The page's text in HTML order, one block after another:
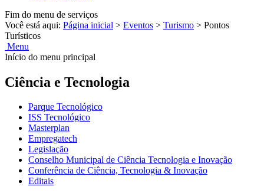
Fim do menu de serviços
Você está aqui: Página inicial > Eventos > Turismo > Pontos
Turísticos
Menu
Início do menu principal
Ciência e Tecnologia
Parque Tecnológico
ISS Tecnológico
Masterplan
Empregatech
Legislação
Conselho Municipal de Ciência Tecnologia e Inovação
Conferência de Ciência, Tecnologia & Inovação
Editais